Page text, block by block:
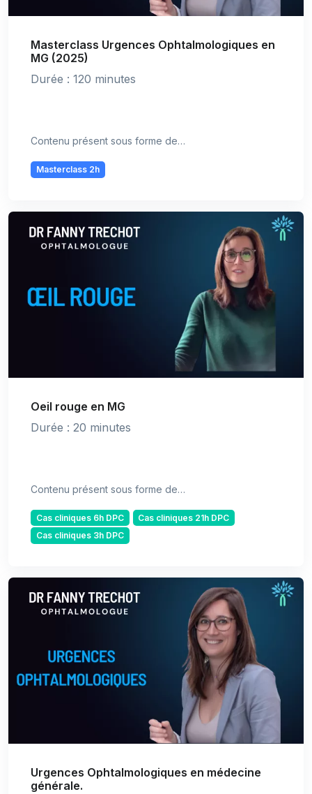
Masterclass Urgences Ophtalmologiques en
MG (2025)
Durée : 120 minutes
Contenu présent sous forme de…
Masterclass 2h
Oeil rouge en MG
Durée : 20 minutes
Contenu présent sous forme de…
Cas cliniques 6h DPC
Cas cliniques 21h DPC
Cas cliniques 3h DPC
Urgences Ophtalmologiques en médecine
générale.